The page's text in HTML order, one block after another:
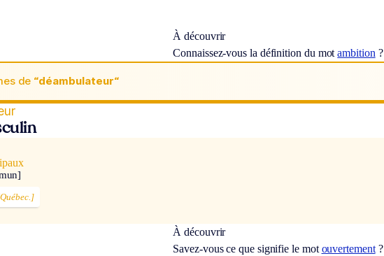
À découvrir
Connaissez-vous la définition du motambition ?
de “déambulateur“
À découvrir
Savez-vous ce que signifie le mot ouvertement?